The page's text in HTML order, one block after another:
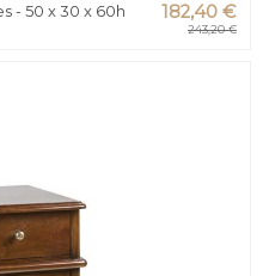
- 50 x 30 x 60h 182,40 €
243,20 €